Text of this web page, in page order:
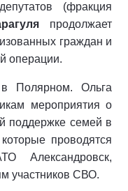
(фракция
продолжает
граждан и
операции.
Полярном. Ольга
мероприятия о
поддержке семей в
проводятся
Александровск,
участников СВО.